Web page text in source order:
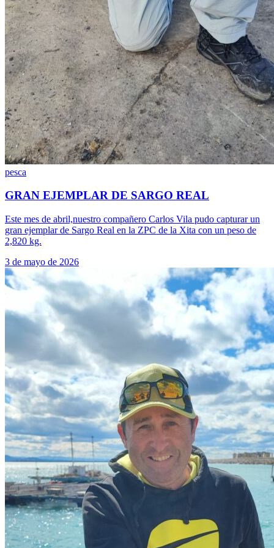
pesca
GRAN EJEMPLAR DE SARGO REAL
Este mes de abril,nuestro compañero Carlos Vila pudo capturar un
gran ejemplar de Sargo Real en la ZPC de la Xita con un peso de
2,820 kg.
3 de mayo de 2026